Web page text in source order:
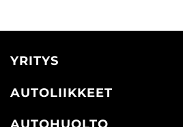
YRITYS
AUTOLIIKKEET